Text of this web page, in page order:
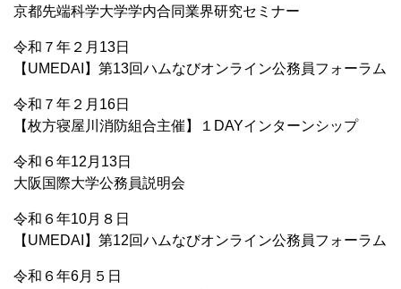
京都先端科学大学学内合同業界研究セミナー
令和７年２月13日
【UMEDAI】第13回ハムなびオンライン公務員フォーラム
令和７年２月16日
【枚方寝屋川消防組合主催】１DAYインターンシップ
令和６年12月13日
大阪国際大学公務員説明会
令和６年10月８日
【UMEDAI】第12回ハムなびオンライン公務員フォーラム
令和６年6月５日